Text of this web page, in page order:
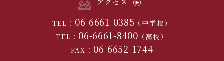
アクセス
TEL： 06-6661-0385 （中学校）
TEL： 06-6661-8400 （高校）
FAX： 06-6652-1744